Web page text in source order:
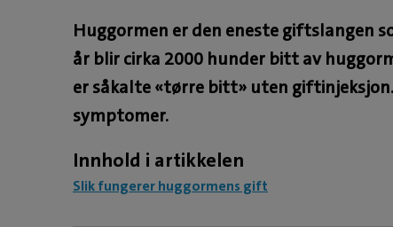
Huggormen er den eneste giftslangen
år blir cirka 2000 hunder bitt av
er såkalte «tørre bitt» uten
symptomer.
Innhold i artikkelen
Slik fungerer huggormens gift